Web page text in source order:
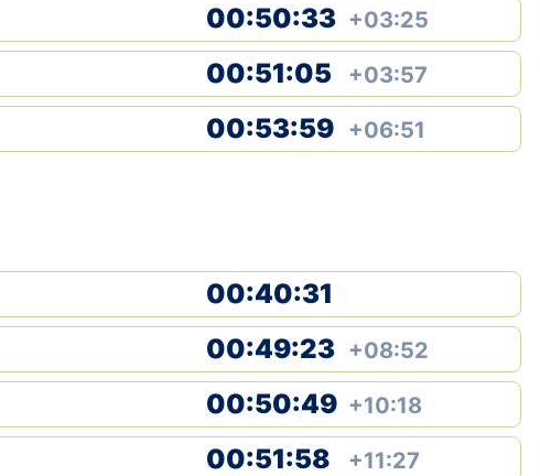
00:50:33 +03:25
00:51:05 +03:57
00:53:59 +06:51
00:40:31
00:49:23 +08:52
00:50:49 +10:18
00:51:58 +11:27